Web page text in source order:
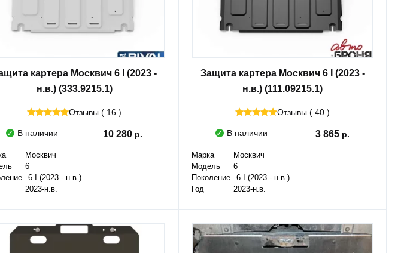
картера Москвич 6 I (2023 -
н.в.) (333.9215.1)
Отзывы ( 16 )
В наличии 10 280
Москвич
6
6 I (2023 - н.в.)
2023-н.в.
Защита картера Москвич 6 I (2023 -
н.в.) (111.09215.1)
Отзывы ( 40 )
В наличии 3 865
Марка
Москвич
Модель
6
Поколение
6 I (2023 - н.в.)
Год
2023-н.в.